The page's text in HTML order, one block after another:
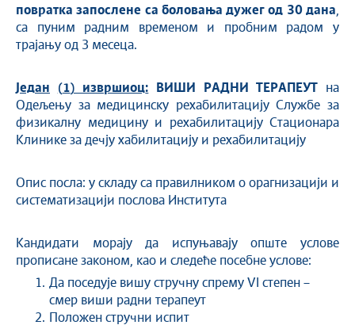
повратка запослене са боловања дужег од 30 дана,
са пуним радним временом и пробним радом у
трајању од 3 месеца.
Један (1) извршиоц: ВИШИ РАДНИ ТЕРАПЕУТ на
Одељењу за медицинску рехабилитацију Службе за
физикалну медицину и рехабилитацију Стационара
Клинике за дечју хабилитацију и рехабилитацију
Опис посла: у складу са правилником о орагнизацији и
систематизацији послова Института
Кандидати морају да испуњавају опште услове
прописане законом, као и следеће посебне услове:
Да поседује вишу стручну спрему VI степен –
смер виши радни терапеут
Положен стручни испит